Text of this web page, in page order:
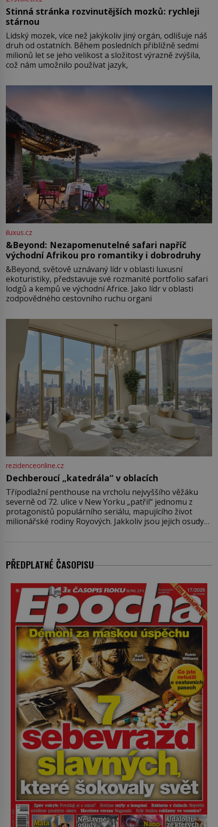
Stinná stránka rozvinutějších mozků: rychleji
stárnou
Lidský mozek, více než jakýkoliv jiný orgán, odlišuje náš
druh od ostatních. Během posledních přibližně sedmi
milionů let se jeho velikost a složitost výrazně zvýšila,
což nám umožnilo používat jazyk,
iluxus.cz
&Beyond: Nezapomenutelné safari napříč
východní Afrikou pro romantiky i dobrodruhy
&Beyond, světově uznávaný lídr v oblasti luxusní
ekoturistiky, představuje své rozmanité portfolio safari
lodgů a kempů ve východní Africe. Jako lídr v oblasti
zodpovědného cestovního ruchu organi
rezidenceonline.cz
Dechberoucí „katedrála“ v oblacích
Třípodlažní penthouse na vrcholu nejvyššího věžáku
severně od 72. ulice v New Yorku „patřil“ jednomu z
protagonistů populárního seriálu, mapujícího život
milionářské rodiny Royových. Jakkoliv jsou jejich osudy
jenom jednou z nemovitostí
PŘEDPLATNÉ ČASOPISU